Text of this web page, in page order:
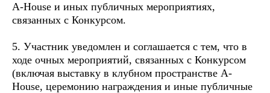
A-House и иных публичных мероприятиях,
связанных с Конкурсом.
5. Участник уведомлен и соглашается с тем, что в
ходе очных мероприятий, связанных с Конкурсом
(включая выставку в клубном пространстве A-
House, церемонию награждения и иные публичные